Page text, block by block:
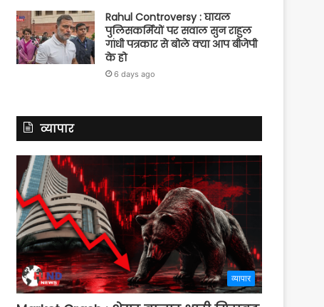
Rahul Controversy : घायल
पुलिसकर्मियों पर सवाल सुन राहुल
गांधी पत्रकार से बोले क्या आप बीजेपी
के हो
6 days ago
व्यापार
व्यापार